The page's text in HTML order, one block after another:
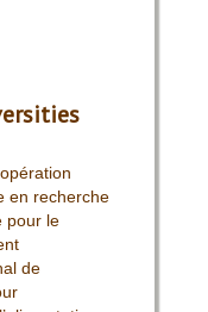
en recherche
pour le
de